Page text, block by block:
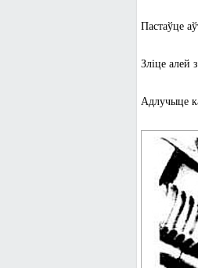
Пастаўце
Зліце алей
Адлучыце